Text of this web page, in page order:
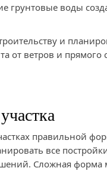
грунтовые воды
и
от ветров и прямого
правильной
все
Сложная форма